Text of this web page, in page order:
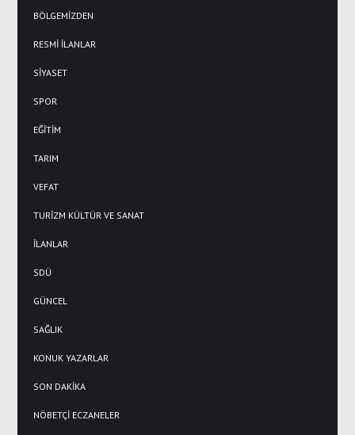
BÖLGEMİZDEN
RESMİ İLANLAR
SİYASET
SPOR
EĞİTİM
TARIM
VEFAT
TURİZM KÜLTÜR VE SANAT
İLANLAR
SDÜ
GÜNCEL
SAĞLIK
KONUK YAZARLAR
SON DAKİKA
NÖBETÇİ ECZANELER